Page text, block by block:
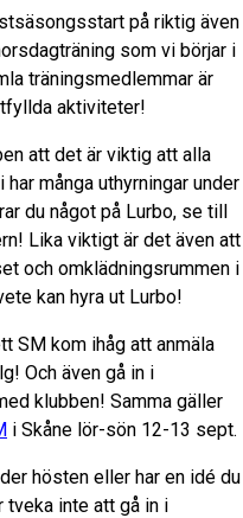
på riktig även
som vi börjar i
träningsmedlemmar är
aktiviteter!
att det är viktig att alla
många uthyrningar under
du något på Lurbo, se till
Lika viktigt är det även att
och omklädningsrummen i
kan hyra ut Lurbo!
SM kom ihåg att anmäla
Och även gå in i
klubben! Samma gäller
i Skåne lör-sön 12-13 sept.
hösten eller har en idé du
inte att gå in i